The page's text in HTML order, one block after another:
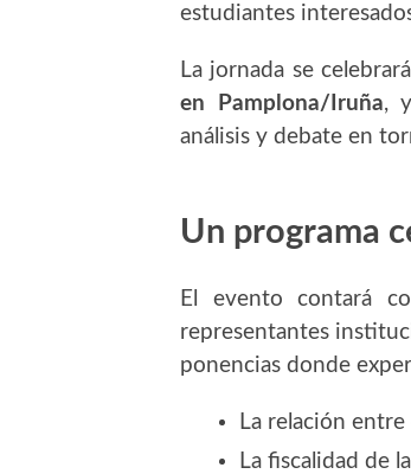
estudiantes
La jornada se
en Pamplona/Iruña,
análisis y debate en
Un programa
El evento contará
representantes
ponencias donde
La relación
La fiscalidad de